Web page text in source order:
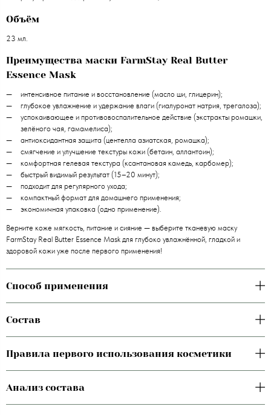
Объём
23 мл.
Преимущества маски FarmStay Real Butter
Essence Mask
интенсивное питание и восстановление (масло ши, глицерин);
глубокое увлажнение и удержание влаги (гиалуронат натрия, трегалоза);
успокаивающее и противовоспалительное действие (экстракты ромашки,
зелёного чая, гамамелиса);
антиоксидантная защита (центелла азиатская, ромашка);
смягчение и улучшение текстуры кожи (бетаин, аллантоин);
комфортная гелевая текстура (ксантановая камедь, карбомер);
быстрый видимый результат (15–20 минут);
подходит для регулярного ухода;
компактный формат для домашнего применения;
экономичная упаковка (одно применение).
Верните коже мягкость, питание и сияние — выберите тканевую маску
FarmStay Real Butter Essence Mask для глубоко увлажнённой, гладкой и
здоровой кожи уже после первого применения!
Способ применения
Состав
Правила первого использования косметики
Анализ состава